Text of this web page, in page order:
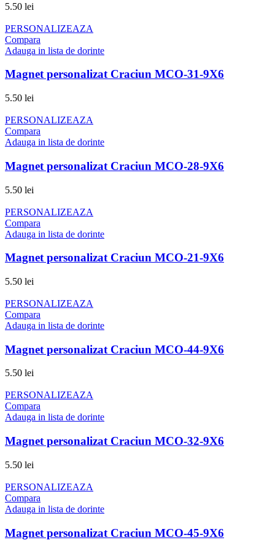
5.50 lei
PERSONALIZEAZA
Compara
Adauga in lista de dorinte
Magnet personalizat Craciun MCO-31-9X6
5.50 lei
PERSONALIZEAZA
Compara
Adauga in lista de dorinte
Magnet personalizat Craciun MCO-28-9X6
5.50 lei
PERSONALIZEAZA
Compara
Adauga in lista de dorinte
Magnet personalizat Craciun MCO-21-9X6
5.50 lei
PERSONALIZEAZA
Compara
Adauga in lista de dorinte
Magnet personalizat Craciun MCO-44-9X6
5.50 lei
PERSONALIZEAZA
Compara
Adauga in lista de dorinte
Magnet personalizat Craciun MCO-32-9X6
5.50 lei
PERSONALIZEAZA
Compara
Adauga in lista de dorinte
Magnet personalizat Craciun MCO-45-9X6